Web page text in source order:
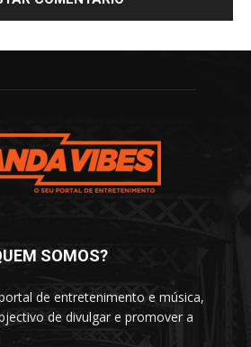
SOMOS?
de entretenimento e música,
de divulgar e promover a